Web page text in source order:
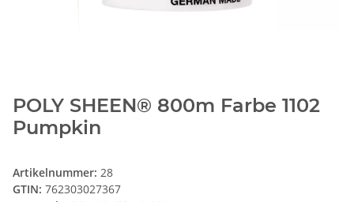
POLY SHEEN® 800m Farbe 1102
Pumpkin
Artikelnummer: 28
GTIN: 762303027367